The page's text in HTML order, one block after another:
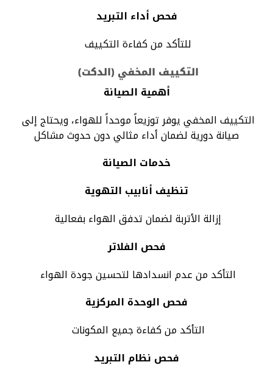
فحص أداء التبريد
للتأكد من كفاءة التكييف
التكييف المخفي (الدكت)
أهمية الصيانة
صيانة دورية لضمان أداء مثالي دون حدوث مشاكل
خدمات الصيانة
تنظيف أنابيب التهوية
إزالة الأتربة لضمان تدفق الهواء بفعالية
فحص الفلاتر
التأكد من عدم انسدادها لتحسين جودة الهواء
فحص الوحدة المركزية
التأكد من كفاءة جميع المكونات
فحص نظام التبريد